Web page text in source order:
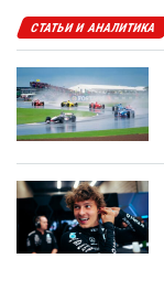
СТАТЬИ И АНАЛИТИКА